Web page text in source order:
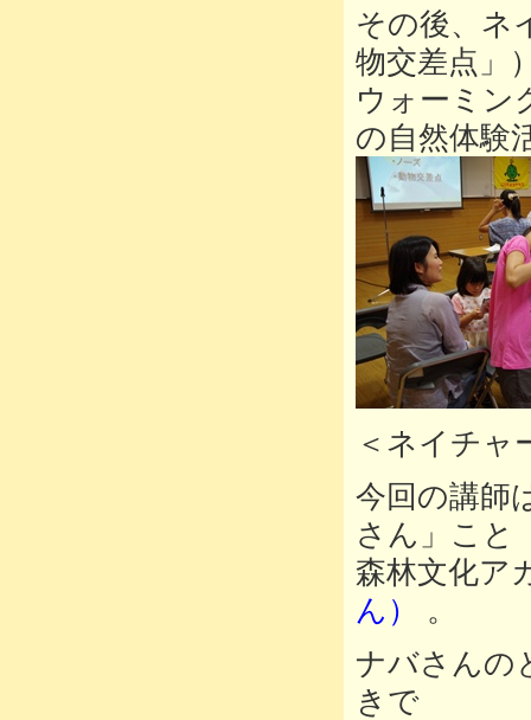
その後、ネ
物交差点」
ウォーミン
の自然体験
＜ネイチャ
今回の講師
さん」こと
森林文化ア
ん）
。
ナバさんの
きで